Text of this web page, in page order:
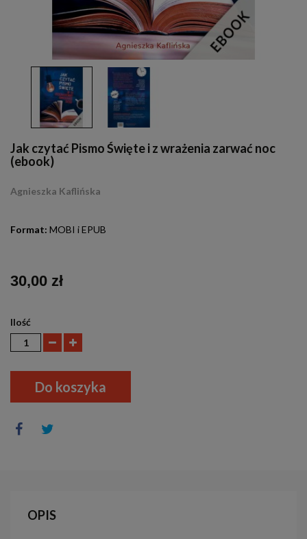
Jak czytać Pismo Święte i z wrażenia zarwać noc
(ebook)
Agnieszka Kaflińska
Format: MOBI i EPUB
30,00 zł
Ilość
Do koszyka
OPIS